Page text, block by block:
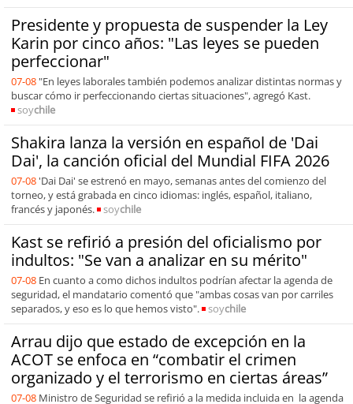
Presidente y propuesta de suspender la Ley
Karin por cinco años: "Las leyes se pueden
perfeccionar"
07-08 "En leyes laborales también podemos analizar distintas normas y
buscar cómo ir perfeccionando ciertas situaciones", agregó Kast.
soychile
Shakira lanza la versión en español de 'Dai
Dai', la canción oficial del Mundial FIFA 2026
07-08 'Dai Dai' se estrenó en mayo, semanas antes del comienzo del
torneo, y está grabada en cinco idiomas: inglés, español, italiano,
francés y japonés.
soychile
Kast se refirió a presión del oficialismo por
indultos: "Se van a analizar en su mérito"
07-08 En cuanto a como dichos indultos podrían afectar la agenda de
seguridad, el mandatario comentó que "ambas cosas van por carriles
separados, y eso es lo que hemos visto".
soychile
Arrau dijo que estado de excepción en la
ACOT se enfoca en “combatir el crimen
organizado y el terrorismo en ciertas áreas”
07-08 Ministro de Seguridad se refirió a la medida incluida en la agenda